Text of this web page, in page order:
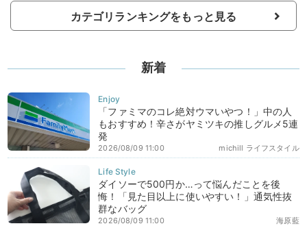
カテゴリランキングをもっと見る
新着
「ファミマのコレ絶対ウマいやつ！」中の人
もおすすめ！辛さがヤミツキの推しグルメ5連
発
michill ライフスタイル
2026/08/09 11:00
ダイソーで500円か…って悩んだことを後
悔！「見た目以上に使いやすい！」通気性抜
群なバッグ
海原藍
2026/08/09 11:00